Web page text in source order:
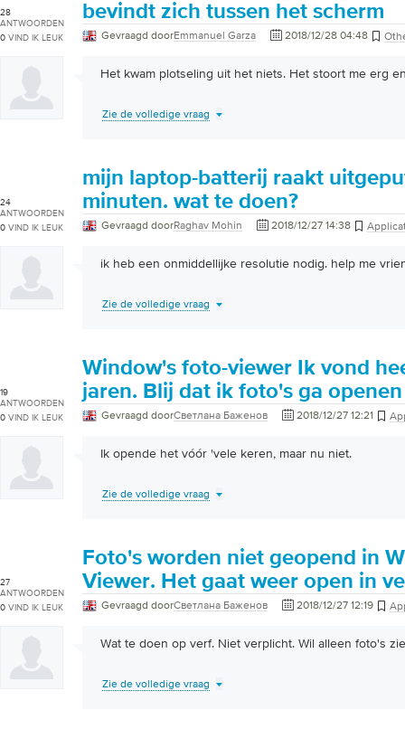
28
ANTWOORDEN
0 VIND IK LEUK
bevindt zich tussen het scherm
Gevraagd doorEmmanuel Garza 2018/12/28 04:48
Het kwam plotseling uit het niets. Het stoort me erg
Zie de volledige vraag
24
ANTWOORDEN
0 VIND IK LEUK
mijn laptop-batterij raakt
minuten. wat te doen?
Gevraagd doorRaghav Mohin 2018/12/27 14:38
ik heb een onmiddellijke resolutie nodig. help me
Zie de volledige vraag
19
ANTWOORDEN
0 VIND IK LEUK
Window's foto-viewer Ik vond
jaren. Blij dat ik foto's ga
Gevraagd doorСветлана Баженов 2018/12/27 12:21
Ik opende het vóór 'vele keren, maar nu niet.
Zie de volledige vraag
27
ANTWOORDEN
0 VIND IK LEUK
Foto's worden niet geopend in
Viewer. Het gaat weer open in
Gevraagd doorСветлана Баженов 2018/12/27 12:19
Wat te doen op verf. Niet verplicht. Wil alleen foto's
Zie de volledige vraag